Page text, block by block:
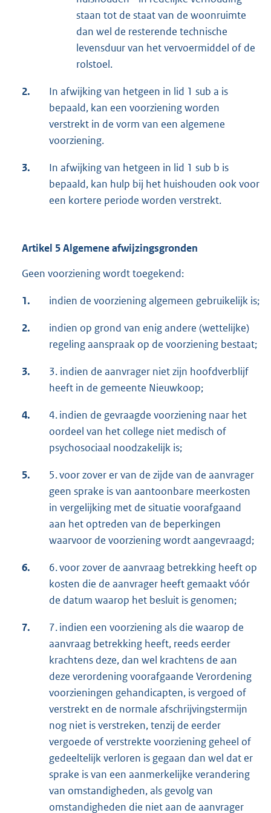
staan tot de staat van de woonruimte
dan wel de resterende technische
levensduur van het vervoermiddel of de
rolstoel.
2.
In afwijking van hetgeen in lid 1 sub a is
bepaald, kan een voorziening worden
verstrekt in de vorm van een algemene
voorziening.
3.
In afwijking van hetgeen in lid 1 sub b is
bepaald, kan hulp bij het huishouden ook voor
een kortere periode worden verstrekt.
Artikel 5 Algemene afwijzingsgronden
Geen voorziening wordt toegekend:
1. indien de voorziening algemeen gebruikelijk is;
2.
indien op grond van enig andere (wettelijke)
regeling aanspraak op de voorziening bestaat;
3.
3. indien de aanvrager niet zijn hoofdverblijf
heeft in de gemeente Nieuwkoop;
4.
4. indien de gevraagde voorziening naar het
oordeel van het college niet medisch of
psychosociaal noodzakelijk is;
5.
5. voor zover er van de zijde van de aanvrager
geen sprake is van aantoonbare meerkosten
in vergelijking met de situatie voorafgaand
aan het optreden van de beperkingen
waarvoor de voorziening wordt aangevraagd;
6.
6. voor zover de aanvraag betrekking heeft op
kosten die de aanvrager heeft gemaakt vóór
de datum waarop het besluit is genomen;
7.
7. indien een voorziening als die waarop de
aanvraag betrekking heeft, reeds eerder
krachtens deze, dan wel krachtens de aan
deze verordening voorafgaande Verordening
voorzieningen gehandicapten, is vergoed of
verstrekt en de normale afschrijvingstermijn
nog niet is verstreken, tenzij de eerder
vergoede of verstrekte voorziening geheel of
gedeeltelijk verloren is gegaan dan wel dat er
sprake is van een aanmerkelijke verandering
van omstandigheden, als gevolg van
omstandigheden die niet aan de aanvrager